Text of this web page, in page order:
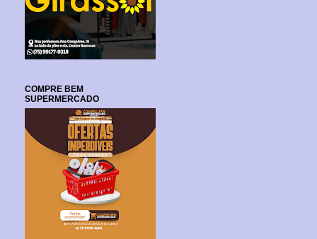
COMPRE BEM
SUPERMERCADO